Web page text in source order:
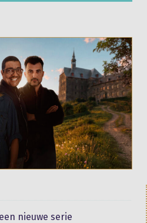
nieuwe serie